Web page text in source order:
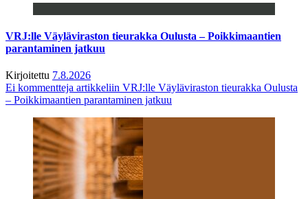
VRJ:lle Väyläviraston tieurakka Oulusta – Poikkimaantien
parantaminen jatkuu
Kirjoitettu 7.8.2026
Ei kommentteja artikkeliin VRJ:lle Väyläviraston tieurakka Oulusta
– Poikkimaantien parantaminen jatkuu